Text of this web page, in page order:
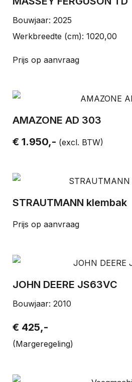
Bouwjaar: 2025
Werkbreedte (cm): 1020,00
Prijs op aanvraag
AMAZONE AD 303
€ 1.950,- (excl. BTW)
STRAUTMANN klembak
Prijs op aanvraag
JOHN DEERE JS63VC
Bouwjaar: 2010
€ 425,-
(Margeregeling)